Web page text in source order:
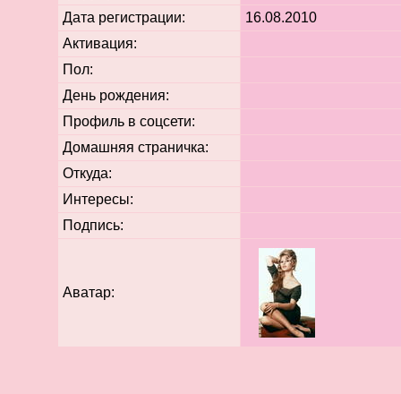
Дата регистрации:
16.08.2010
Активация:
Пол:
День рождения:
Профиль в соцсети:
Домашняя страничка:
Откуда:
Интересы:
Подпись:
Аватар: